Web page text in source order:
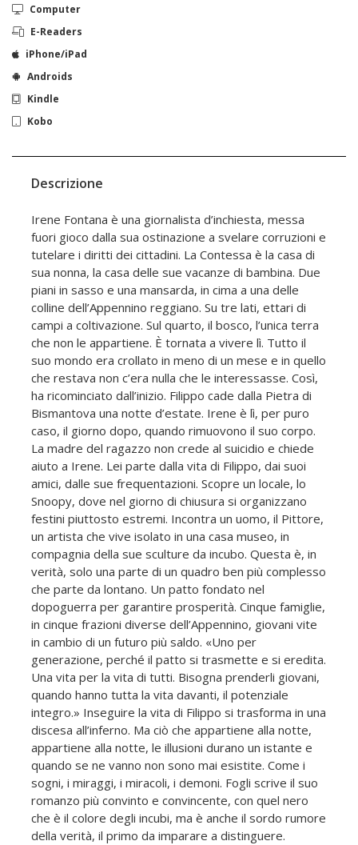
Computer
E-Readers
iPhone/iPad
Androids
Kindle
Kobo
Descrizione
Irene Fontana è una giornalista d’inchiesta, messa
fuori gioco dalla sua ostinazione a svelare corruzioni e
tutelare i diritti dei cittadini. La Contessa è la casa di
sua nonna, la casa delle sue vacanze di bambina. Due
piani in sasso e una mansarda, in cima a una delle
colline dell’Appennino reggiano. Su tre lati, ettari di
campi a coltivazione. Sul quarto, il bosco, l’unica terra
che non le appartiene. È tornata a vivere lì. Tutto il
suo mondo era crollato in meno di un mese e in quello
che restava non c’era nulla che le interessasse. Così,
ha ricominciato dall’inizio. Filippo cade dalla Pietra di
Bismantova una notte d’estate. Irene è lì, per puro
caso, il giorno dopo, quando rimuovono il suo corpo.
La madre del ragazzo non crede al suicidio e chiede
aiuto a Irene. Lei parte dalla vita di Filippo, dai suoi
amici, dalle sue frequentazioni. Scopre un locale, lo
Snoopy, dove nel giorno di chiusura si organizzano
festini piuttosto estremi. Incontra un uomo, il Pittore,
un artista che vive isolato in una casa museo, in
compagnia della sue sculture da incubo. Questa è, in
verità, solo una parte di un quadro ben più complesso
che parte da lontano. Un patto fondato nel
dopoguerra per garantire prosperità. Cinque famiglie,
in cinque frazioni diverse dell’Appennino, giovani vite
in cambio di un futuro più saldo. «Uno per
generazione, perché il patto si trasmette e si eredita.
Una vita per la vita di tutti. Bisogna prenderli giovani,
quando hanno tutta la vita davanti, il potenziale
integro.» Inseguire la vita di Filippo si trasforma in una
discesa all’inferno. Ma ciò che appartiene alla notte,
appartiene alla notte, le illusioni durano un istante e
quando se ne vanno non sono mai esistite. Come i
sogni, i miraggi, i miracoli, i demoni. Fogli scrive il suo
romanzo più convinto e convincente, con quel nero
che è il colore degli incubi, ma è anche il sordo rumore
della verità, il primo da imparare a distinguere.